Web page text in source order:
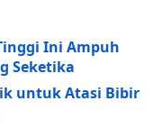
Ini Ampuh
Seketika
untuk Atasi Bibir